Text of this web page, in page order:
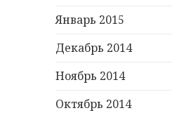
Январь 2015
Декабрь 2014
Ноябрь 2014
Октябрь 2014